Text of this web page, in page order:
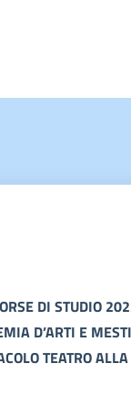
DI STUDIO
D’ARTI E
TEATRO